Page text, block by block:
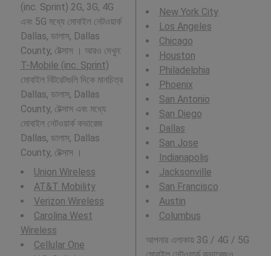
(inc. Sprint) 2G, 3G, 4G
এবং 5G মধ্যে মোবাইল নেটওয়ার্ক
Dallas, ডালাস, Dallas
County, টেক্সাস । আরও দেখুন:
T-Mobile (inc. Sprint)
মোবাইল বিটরেটগুলি দিকে মানচিত্র
Dallas, ডালাস, Dallas
County, টেক্সাস এবং মধ্যে
মোবাইল নেটওয়ার্ক কভারেজ
Dallas, ডালাস, Dallas
County, টেক্সাস ।
Union Wireless
AT&T Mobility
Verizon Wireless
Carolina West
Wireless
Cellular One
New York City
Los Angeles
Chicago
Houston
Philadelphia
Phoenix
San Antonio
San Diego
Dallas
San Jose
Indianapolis
Jacksonville
San Francisco
Austin
Columbus
আপনার এলাকায় 3G / 4G / 5G